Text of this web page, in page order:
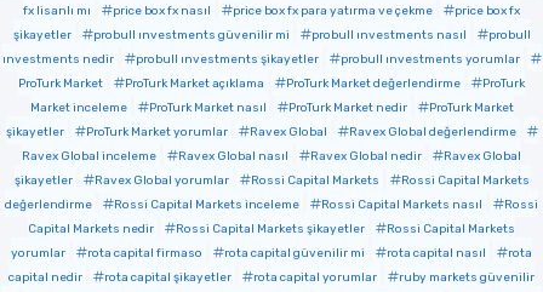
fx lisanlı mı
price box fx nasıl price box fx para yatırma ve çekme
price box fx
şikayetler
probull ınvestments güvenilir mi probull ınvestments nasıl
probull
ınvestments nedir
probull ınvestments şikayetler
probull ınvestments yorumlar
ProTurk Market
ProTurk Market açıklama ProTurk Market değerlendirme
ProTurk
Market inceleme
ProTurk Market nasıl ProTurk Market nedir
ProTurk Market
şikayetler
ProTurk Market yorumlar Ravex Global
Ravex Global değerlendirme
Ravex Global inceleme
Ravex Global nasıl Ravex Global nedir
Ravex Global
şikayetler
Ravex Global yorumlar Rossi Capital Markets
Rossi Capital Markets
değerlendirme
Rossi Capital Markets inceleme Rossi Capital Markets nasıl
Rossi
Capital Markets nedir
Rossi Capital Markets şikayetler
Rossi Capital Markets
yorumlar
rota capital firmaso rota capital güvenilir mi rota capital nasıl
rota
capital nedir
rota capital şikayetler rota capital yorumlar
ruby markets güvenilir